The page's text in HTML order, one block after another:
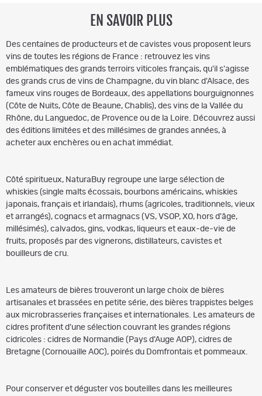
EN SAVOIR PLUS
Des centaines de producteurs et de cavistes vous proposent leurs
vins de toutes les régions de France : retrouvez les vins
emblématiques des grands terroirs viticoles français, qu'il s'agisse
des grands crus de vins de Champagne, du vin blanc d'Alsace, des
fameux vins rouges de Bordeaux, des appellations bourguignonnes
(Côte de Nuits, Côte de Beaune, Chablis), des vins de la Vallée du
Rhône, du Languedoc, de Provence ou de la Loire. Découvrez aussi
des éditions limitées et des millésimes de grandes années, à
acheter aux enchères ou en achat immédiat.
Côté spiritueux, NaturaBuy regroupe une large sélection de
whiskies (single malts écossais, bourbons américains, whiskies
japonais, français et irlandais), rhums (agricoles, traditionnels, vieux
et arrangés), cognacs et armagnacs (VS, VSOP, XO, hors d'âge,
millésimés), calvados, gins, vodkas, liqueurs et eaux-de-vie de
fruits, proposés par des vignerons, distillateurs, cavistes et
bouilleurs de cru.
Les amateurs de bières trouveront un large choix de bières
artisanales et brassées en petite série, des bières trappistes belges
aux microbrasseries françaises et internationales. Les amateurs de
cidres profitent d'une sélection couvrant les grandes régions
cidricoles : cidres de Normandie (Pays d'Auge AOP), cidres de
Bretagne (Cornouaille AOC), poirés du Domfrontais et pommeaux.
Pour conserver et déguster vos bouteilles dans les meilleures